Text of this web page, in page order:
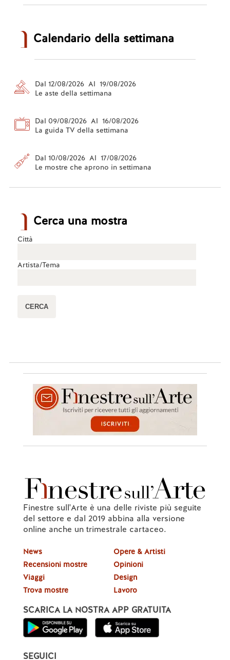
Calendario della settimana
Dal 12/08/2026 Al 19/08/2026
Le aste della settimana
Dal 09/08/2026 Al 16/08/2026
La guida TV della settimana
Dal 10/08/2026 Al 17/08/2026
Le mostre che aprono in settimana
Cerca una mostra
Città
Artista/Tema
Finestre sull'Arte è una delle riviste più seguite
del settore e dal 2019 abbina alla versione
online anche un trimestrale cartaceo.
News
Recensioni mostre
Viaggi
Trova mostre
Opere & Artisti
Opinioni
Design
Lavoro
SCARICA LA NOSTRA APP GRATUITA
SEGUICI